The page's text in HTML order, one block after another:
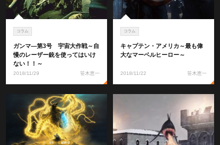
コラム
ガンマ―第3号 宇宙大作戦～自
慢のレーザー銃を使ってはいけ
ない！！～
2018/11/29 笹木恵一
コラム
キャプテン・アメリカ～最も偉
大なマーベルヒーロー～
2018/11/22 笹木恵一